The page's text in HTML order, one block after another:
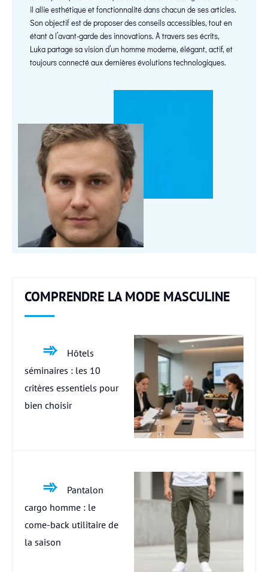
il allie esthétique et fonctionnalité dans chacun de ses articles.
Son objectif est de proposer des conseils accessibles, tout en
étant à l’avant-garde des innovations. À travers ses écrits,
Luka partage sa vision d’un homme moderne, élégant, actif, et
toujours connecté aux dernières évolutions technologiques.
COMPRENDRE LA MODE MASCULINE
Hôtels
séminaires : les 10
critères essentiels pour
bien choisir
Pantalon
cargo homme : le
come-back utilitaire de
la saison